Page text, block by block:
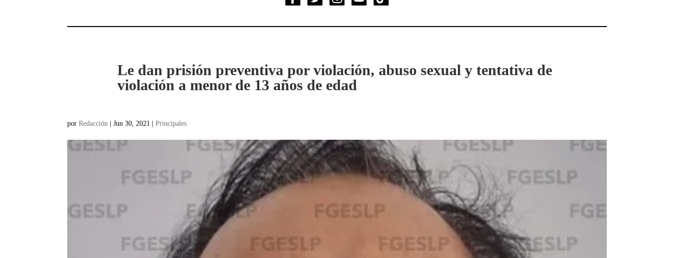
Le dan prisión preventiva por violación, abuso sexual y tentativa de
violación a menor de 13 años de edad
porRedacción |Jun 30, 2021 |Principales